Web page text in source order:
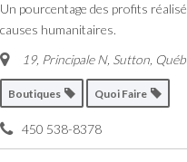
Un pourcentage des profits
causes humanitaires.
19, Principale N, Sutton,
Boutiques Quoi Faire
450 538-8378